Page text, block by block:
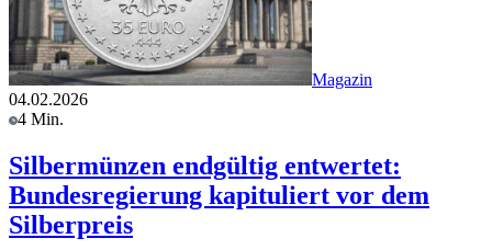
Magazin
04.02.2026
4 Min.
Silbermünzen endgültig entwertet:
Bundesregierung kapituliert vor dem
Silberpreis